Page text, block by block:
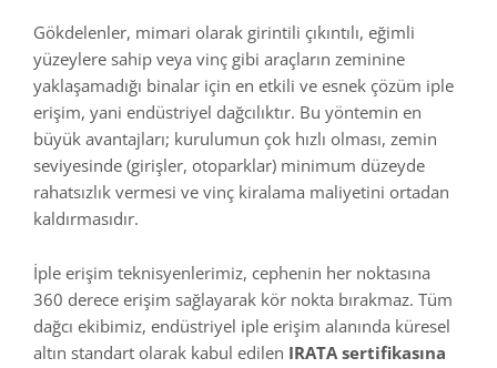
Gökdelenler, mimari olarak girintili çıkıntılı, eğimli
yüzeylere sahip veya vinç gibi araçların zeminine
yaklaşamadığı binalar için en etkili ve esnek çözüm iple
erişim, yani endüstriyel dağcılıktır. Bu yöntemin en
büyük avantajları; kurulumun çok hızlı olması, zemin
seviyesinde (girişler, otoparklar) minimum düzeyde
rahatsızlık vermesi ve vinç kiralama maliyetini ortadan
kaldırmasıdır.
İple erişim teknisyenlerimiz, cephenin her noktasına
360 derece erişim sağlayarak kör nokta bırakmaz. Tüm
dağcı ekibimiz, endüstriyel iple erişim alanında küresel
altın standart olarak kabul edilen IRATA sertifikasına